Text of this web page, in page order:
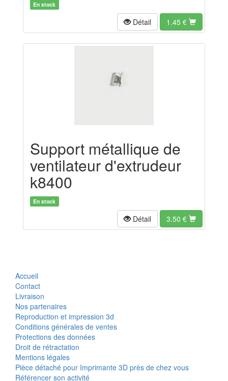
En stock
Détail 1.45 €
Support métallique de
ventilateur d'extrudeur
k8400
En stock
Détail 3.50 €
Accueil
Contact
Livraison
Nos partenaires
Reproduction et impression 3d
Conditions générales de ventes
Protections des données
Droit de rétractation
Mentions légales
Pièce détaché pour Imprimante 3D près de chez vous
Référencer son activité